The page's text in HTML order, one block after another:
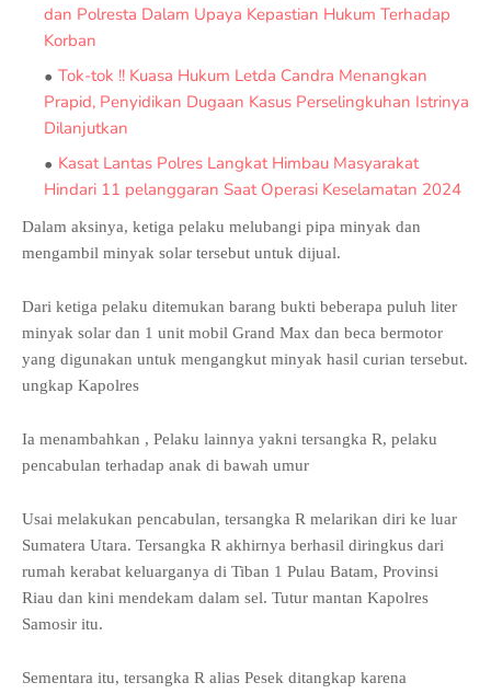
dan Polresta Dalam Upaya Kepastian Hukum Terhadap
Korban
Tok-tok !! Kuasa Hukum Letda Candra Menangkan
Prapid, Penyidikan Dugaan Kasus Perselingkuhan Istrinya
Dilanjutkan
Kasat Lantas Polres Langkat Himbau Masyarakat
Hindari 11 pelanggaran Saat Operasi Keselamatan 2024
Dalam aksinya, ketiga pelaku melubangi pipa minyak dan
mengambil minyak solar tersebut untuk dijual.
Dari ketiga pelaku ditemukan barang bukti beberapa puluh liter
minyak solar dan 1 unit mobil Grand Max dan beca bermotor
yang digunakan untuk mengangkut minyak hasil curian tersebut.
ungkap Kapolres
Ia menambahkan , Pelaku lainnya yakni tersangka R, pelaku
pencabulan terhadap anak di bawah umur
Usai melakukan pencabulan, tersangka R melarikan diri ke luar
Sumatera Utara. Tersangka R akhirnya berhasil diringkus dari
rumah kerabat keluarganya di Tiban 1 Pulau Batam, Provinsi
Riau dan kini mendekam dalam sel. Tutur mantan Kapolres
Samosir itu.
Sementara itu, tersangka R alias Pesek ditangkap karena